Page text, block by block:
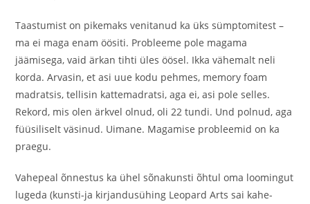
Taastumist on pikemaks venitanud ka üks sümptomitest –
ma ei maga enam öösiti. Probleeme pole magama
jäämisega, vaid ärkan tihti üles öösel. Ikka vähemalt neli
korda. Arvasin, et asi uue kodu pehmes, memory foam
madratsis, tellisin kattemadratsi, aga ei, asi pole selles.
Rekord, mis olen ärkvel olnud, oli 22 tundi. Und polnud, aga
füüsiliselt väsinud. Uimane. Magamise probleemid on ka
praegu.
Vahepeal õnnestus ka ühel sõnakunsti õhtul oma loomingut
lugeda (kunsti-ja kirjandusühing Leopard Arts sai kahe-